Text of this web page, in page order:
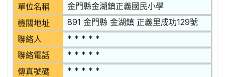
單位名稱 金門縣金湖鎮正義國民小學
機關地址 891 金門縣 金湖鎮 正義里成功129號
聯絡人 * * * * *
聯絡電話 * * * * *
傳真號碼 * * * * *